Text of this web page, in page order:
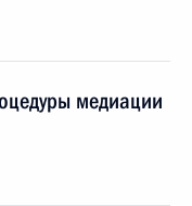
медиации